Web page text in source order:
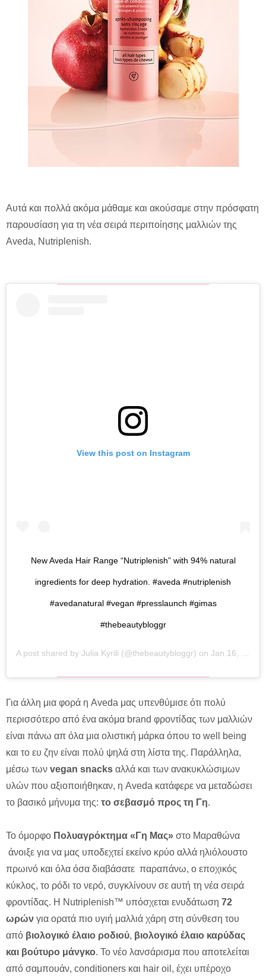
Αυτά και πολλά ακόμα μάθαμε και ακούσαμε στην πρόσφατη
παρουσίαση για τη νέα σειρά περιποίησης μαλλιών της
Aveda, Nutriplenish.
View this post on Instagram
New Aveda Hair Range “Nutriplenish” with 94% natural
ingredients for deep hydration. #aveda #nutriplenish
#avedanatural #vegan #presslaunch #gimas
#thebeautybloggr
A post shared by Julia Kyrili (@thebeautybloggr) on Jan 16, 2020 at 2:25am PST
Για άλλη μια φορά η Aveda μας υπενθύμισε ότι πολύ
περισσότερο από ένα ακόμα brand φροντίδας των μαλλιών
είναι πάνω απ όλα μια ολιστική μάρκα όπου το well being
και το ευ ζην είναι πολύ ψηλά στη λίστα της. Παράλληλα,
μέσω των vegan snacks αλλά και των ανακυκλώσιμων
υλών που αξιοποιήθηκαν, η Aveda κατάφερε να μεταδώσει
το βασικό μήνυμα της: το σεβασμό προς τη Γη.
Το όμορφο Πολυαγρόκτημα «Γη Μας» στο Μαραθώνα
άνοιξε για να μας υποδεχτεί εκείνο κρύο αλλά ηλιόλουστο
πρωινό και όλα όσα διαβάσατε παραπάνω, o εποχικός
κύκλος, το ρόδι το νερό, συγκλίνουν σε αυτή τη νέα σειρά
φροντίδας. Η Nutriplenish™ υπόσχεται ενυδάτωση 72
ωρών για ορατά πιο υγιή μαλλιά χάρη στη σύνθεση του
από βιολογικό έλαιο ροδιού, βιολογικό έλαιο καρύδας
και βούτυρο μάνγκο. Το νέο λανσάρισμα που αποτελείται
από σαμπουάν, conditioners και hair oil, έχει υπέροχο